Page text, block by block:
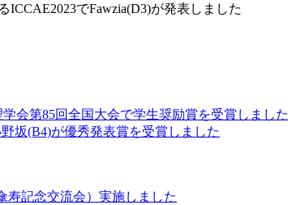
ICCAE2023でFawzia(D3)が発表しました
会第85回全国大会で学生奨励賞を受賞しました
坂(B4)が優秀発表賞を受賞しました
寿記念交流会）実施しました